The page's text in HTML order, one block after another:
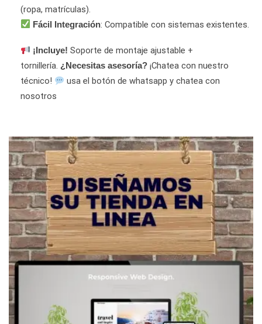
(ropa, matrículas).
Fácil Integración: Compatible con sistemas existentes.
¡Incluye! Soporte de montaje ajustable +
tornillería. ¿Necesitas asesoría? ¡Chatea con nuestro
técnico!
usa el botón de whatsapp y chatea con
nosotros